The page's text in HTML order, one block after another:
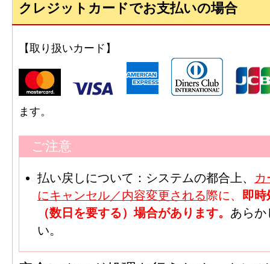
クレジットカードでお支払いの場合
【取り扱いカード】
ます。
ご注意
払い戻しについて：システムの都合上、 カ
にキャンセル／内容変更される際に、 即時
（数日を要する）場合があります。 あらか
い。